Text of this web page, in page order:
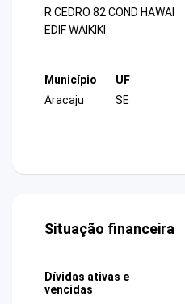
R CEDRO 82 COND HAWAI
EDIF WAIKIKI
Município
Aracaju
UF
SE
Situação financeira
Dívidas ativas e
vencidas